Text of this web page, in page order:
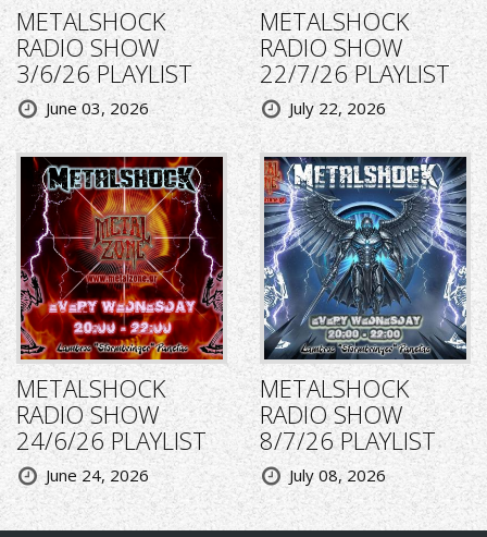
METALSHOCK
RADIO SHOW
3/6/26 PLAYLIST
June 03, 2026
METALSHOCK
RADIO SHOW
22/7/26 PLAYLIST
July 22, 2026
METALSHOCK
RADIO SHOW
24/6/26 PLAYLIST
June 24, 2026
METALSHOCK
RADIO SHOW
8/7/26 PLAYLIST
July 08, 2026